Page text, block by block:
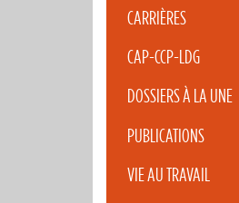
CARRIÈRES
CAP-CCP-LDG
DOSSIERS À LA UNE
PUBLICATIONS
VIE AU TRAVAIL